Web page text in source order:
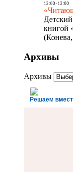
12:00- 13:00
книгой
Архивы
Архивы
Решаем